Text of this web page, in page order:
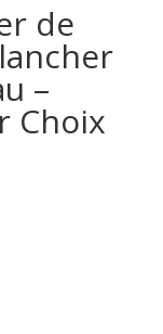
de
–
Choix